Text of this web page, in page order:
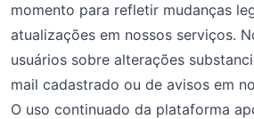
momento para refletir mudanças
atualizações em nossos serviços.
usuários sobre alterações
mail cadastrado ou de avisos em
O uso continuado da plataforma